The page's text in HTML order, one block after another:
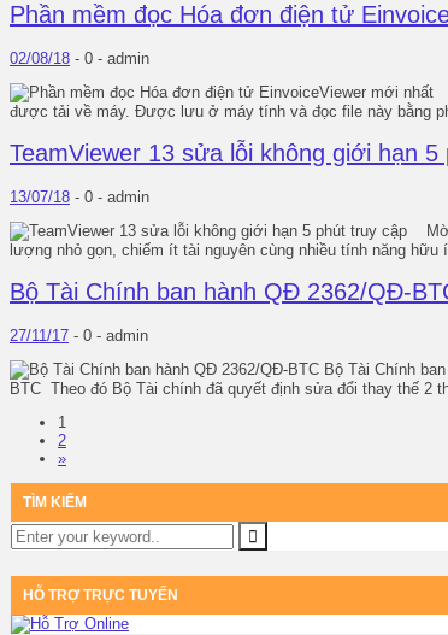
Phần mềm đọc Hóa đơn điện tử
02/08/18 - 0 - admin
được tải về máy. Được lưu ở máy tính và đọc file này bằng
TeamViewer 13 sửa lỗi không giới hạn 5
13/07/18 - 0 - admin
Mời
lượng nhỏ gọn, chiếm ít tài nguyên cùng nhiều tính năng hữu
Bộ Tài Chính ban hành QĐ 2362/QĐ-
27/11/17 - 0 - admin
Bộ Tài Chính
BTC Theo đó Bộ Tài chính đã quyết định sửa đổi thay thế 2
1
2
»
TÌM KIẾM
HỖ TRỢ TRỰC TUYẾN